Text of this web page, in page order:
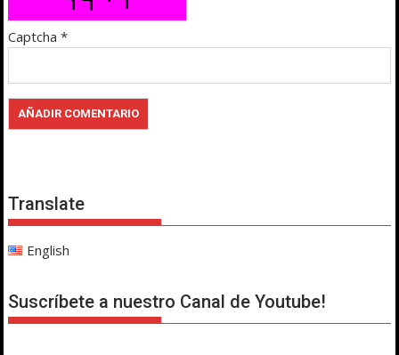
Captcha *
Translate
English
Suscríbete a nuestro Canal de Youtube!